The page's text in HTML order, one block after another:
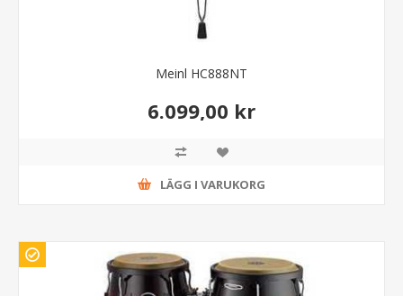
Meinl HC888NT
6.099,00 kr
LÄGG I VARUKORG